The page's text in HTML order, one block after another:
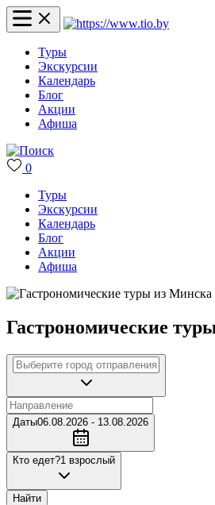
Туры
Экскурсии
Календарь
Блог
Акции
Афиша
0
Туры
Экскурсии
Календарь
Блог
Акции
Афиша
Гастрономические
Даты06.08.2026 - 13.08.2026
Кто едет?1 взрослый
Найти